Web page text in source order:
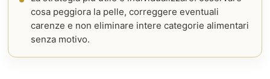
cosa peggiora la pelle, correggere eventuali
carenze e non eliminare intere categorie alimentari
senza motivo.